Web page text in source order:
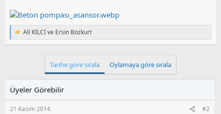
t
a
n
r
i
h
i
T
e
e
r
:
Ali KİLCİve Ersin Bozkurt
Tarihe göre sırala Oylamaya göre sırala
Üyeler Görebilir
21 Kasım 2014 #2